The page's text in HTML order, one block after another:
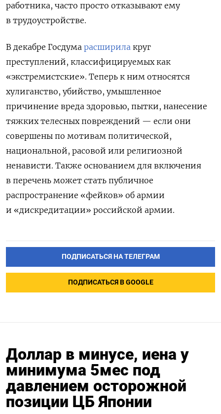
работника, часто просто отказывают ему
в трудоустройстве.
В декабре Госдума расширила круг
преступлений, классифицируемых как
«экстремистские». Теперь к ним относятся
хулиганство, убийство, умышленное
причинение вреда здоровью, пытки, нанесение
тяжких телесных повреждений — если они
совершены по мотивам политической,
национальной, расовой или религиозной
ненависти. Также основанием для включения
в перечень может стать публичное
распространение «фейков» об армии
и «дискредитации» российской армии.
ПОДПИСАТЬСЯ НА ТЕЛЕГРАМ
ПОДПИСАТЬСЯ В GOOGLE
Доллар в минусе, иена у
минимума 5мес под
давлением осторожной
позиции ЦБ Японии